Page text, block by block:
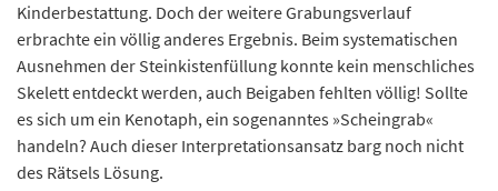
Kinderbestattung. Doch der weitere Grabungsverlauf
erbrachte ein völlig anderes Ergebnis. Beim systematischen
Ausnehmen der Steinkistenfüllung konnte kein menschliches
Skelett entdeckt werden, auch Beigaben fehlten völlig! Sollte
es sich um ein Kenotaph, ein sogenanntes »Scheingrab«
handeln? Auch dieser Interpretationsansatz barg noch nicht
des Rätsels Lösung.